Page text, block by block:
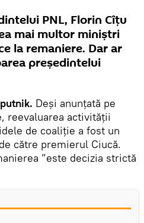
PNL, Florin Cîțu
mai multor miniștri
la remaniere. Dar ar
președintelui
Deși anunțată pe
reevaluarea activității
de coaliție a fost un
către premierul Ciucă.
”este decizia strictă